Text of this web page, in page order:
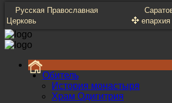
Русская Православная
Церковь
епархия
Обитель
История монастыря
Храм Одигитрия